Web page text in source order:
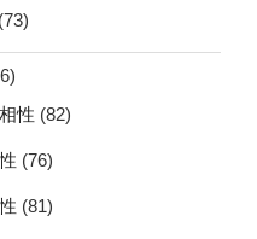
(73)
性 (82)
(76)
(81)